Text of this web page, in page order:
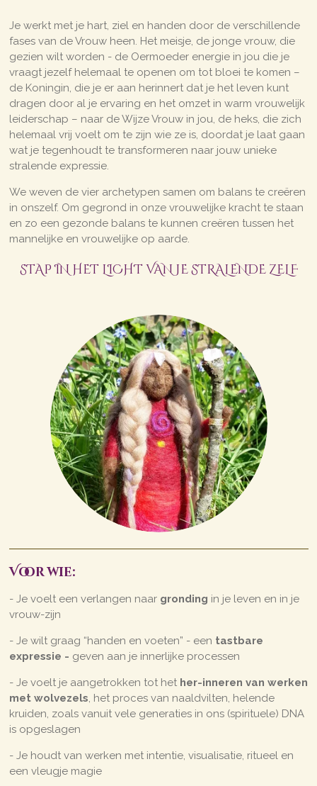
Je werkt met je hart, ziel en handen door de verschillende
fases van de Vrouw heen. Het meisje, de jonge vrouw, die
gezien wilt worden - de Oermoeder energie in jou die je
vraagt jezelf helemaal te openen om tot bloei te komen –
de Koningin, die je er aan herinnert dat je het leven kunt
dragen door al je ervaring en het omzet in warm vrouwelijk
leiderschap – naar de Wijze Vrouw in jou, de heks, die zich
helemaal vrij voelt om te zijn wie ze is, doordat je laat gaan
wat je tegenhoudt te transformeren naar jouw unieke
stralende expressie.
We weven de vier archetypen samen om balans te creëren
in onszelf. Om gegrond in onze vrouwelijke kracht te staan
en zo een gezonde balans te kunnen creëren tussen het
mannelijke en vrouwelijke op aarde.
STAP IN HET LICHT VAN JE STRALENDE ZELF
Voor wie:
- Je voelt een verlangen naar gronding in je leven en in je
vrouw-zijn
- Je wilt graag “handen en voeten” - een tastbare
expressie - geven aan je innerlijke processen
- Je voelt je aangetrokken tot het her-inneren van werken
met wolvezels, het proces van naaldvilten, helende
kruiden, zoals vanuit vele generaties in ons (spirituele) DNA
is opgeslagen
- Je houdt van werken met intentie, visualisatie, ritueel en
een vleugje magie